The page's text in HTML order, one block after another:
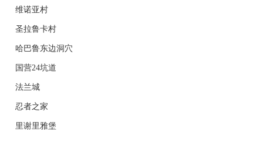
维诺亚村
圣拉鲁卡村
哈巴鲁东边洞穴
国营24坑道
法兰城
忍者之家
里谢里雅堡